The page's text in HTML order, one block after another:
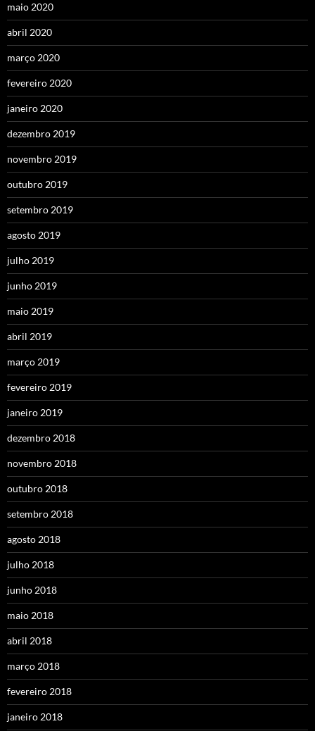
maio 2020
abril 2020
março 2020
fevereiro 2020
janeiro 2020
dezembro 2019
novembro 2019
outubro 2019
setembro 2019
agosto 2019
julho 2019
junho 2019
maio 2019
abril 2019
março 2019
fevereiro 2019
janeiro 2019
dezembro 2018
novembro 2018
outubro 2018
setembro 2018
agosto 2018
julho 2018
junho 2018
maio 2018
abril 2018
março 2018
fevereiro 2018
janeiro 2018